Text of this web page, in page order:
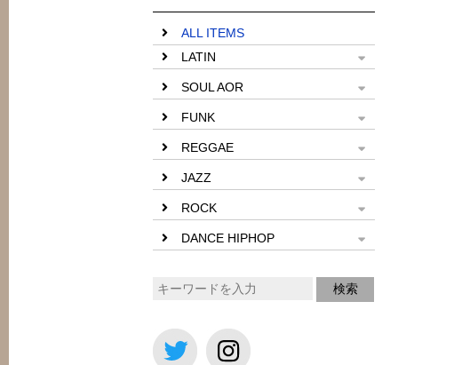
ALL ITEMS
LATIN
SOUL AOR
FUNK
REGGAE
JAZZ
ROCK
DANCE HIPHOP